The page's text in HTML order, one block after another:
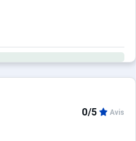
0/5 Avis